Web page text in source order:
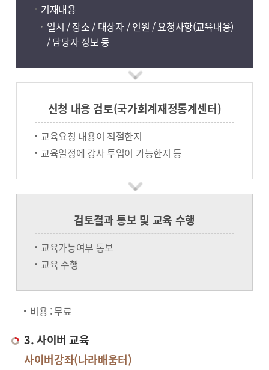
기재내용
일시 / 장소 / 대상자 / 인원 / 요청사항(교육내용)
/ 담당자 정보 등
신청 내용 검토(국가회계재정통계센터)
교육요청 내용이 적절한지
교육일정에 강사 투입이 가능한지 등
검토결과 통보 및 교육 수행
교육가능여부 통보
교육 수행
비용 : 무료
3. 사이버 교육
사이버강좌(나라배움터)